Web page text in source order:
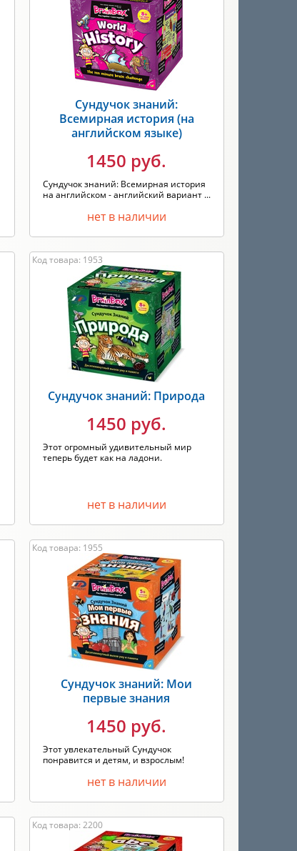
Сундучок знаний:
Всемирная история (на
английском языке)
1450 руб.
Сундучок знаний: Всемирная история
на английском - английский вариант ...
нет в наличии
Код товара: 1953
Сундучок знаний: Природа
1450 руб.
Этот огромный удивительный мир
теперь будет как на ладони.
нет в наличии
Код товара: 1955
Сундучок знаний: Мои
первые знания
1450 руб.
Этот увлекательный Сундучок
понравится и детям, и взрослым!
нет в наличии
Код товара: 2200